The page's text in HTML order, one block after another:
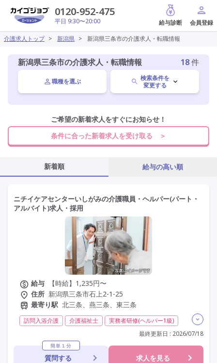
0120-952-475
平日 9:30〜20:00
給与診断
介護求人トップ > 新潟県 > 新潟県三条市の介護求人・転職情報
新潟県三条市の介護求人・転職情報 18件
職種を選ぶ
検索条件を
変更する
新潟県 変更
その他の条件を選ぶ
ご希望の新着求人をすぐにお知らせ！
条件に合った新着求人を受け取る ＞
新着順 給与の高い順
ニチイケアセンターいしがみの介護職員・ヘルパー(パート・
アルバイト)求人・採用
給与
【時給】1,235円〜
住所 新潟県三条市石上2-1-25
最寄り駅 北三条、燕三条、東三条
訪問入浴介護 介護福祉士
実務者研修(ヘルパー1級)
学歴不問
未経験歓迎
定年60歳以上 定年65歳以上 車通勤可
最終更新日 : 2026/07/18
簡単１分
質問する 求人を見る